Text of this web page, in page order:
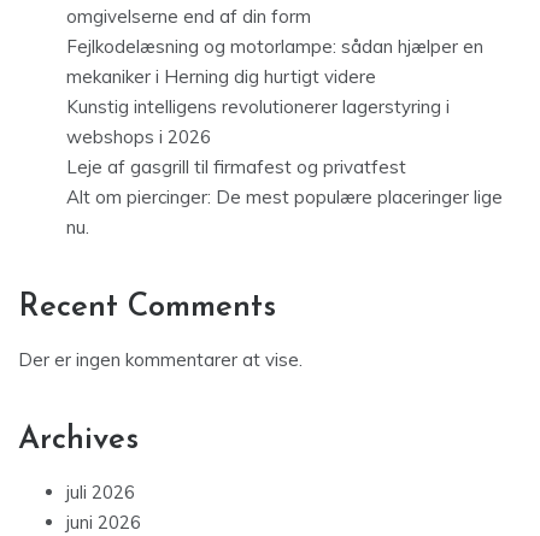
omgivelserne end af din form
Fejlkodelæsning og motorlampe: sådan hjælper en
mekaniker i Herning dig hurtigt videre
Kunstig intelligens revolutionerer lagerstyring i
webshops i 2026
Leje af gasgrill til firmafest og privatfest
Alt om piercinger: De mest populære placeringer lige
nu.
Recent Comments
Der er ingen kommentarer at vise.
Archives
juli 2026
juni 2026